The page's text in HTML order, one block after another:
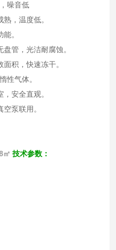
噪音低
，温度低。
。
管，光洁耐腐蚀。
积，快速冻干。
性气体。
安全直观。
泵联用。
㎡ 技术参数：